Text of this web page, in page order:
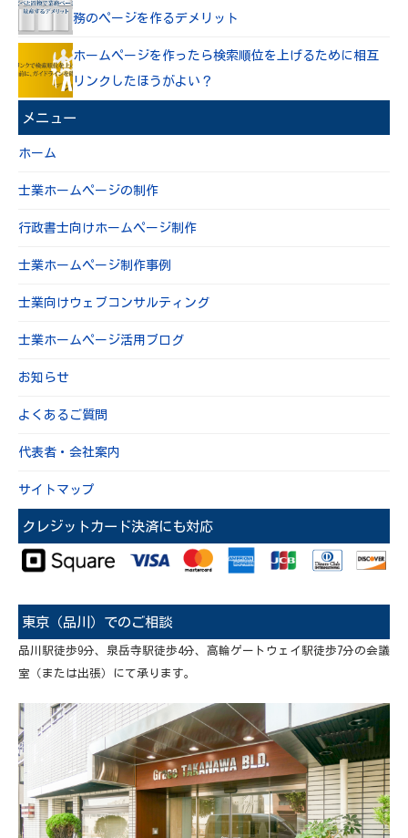
務のページを作るデメリット
ホームページを作ったら検索順位を上げるために相互
リンクしたほうがよい？
メニュー
ホーム
士業ホームページの制作
行政書士向けホームページ制作
士業ホームページ制作事例
士業向けウェブコンサルティング
士業ホームページ活用ブログ
お知らせ
よくあるご質問
代表者・会社案内
サイトマップ
クレジットカード決済にも対応
東京（品川）でのご相談
品川駅徒歩9分、泉岳寺駅徒歩4分、高輪ゲートウェイ駅徒歩7分の会議
室（または出張）にて承ります。